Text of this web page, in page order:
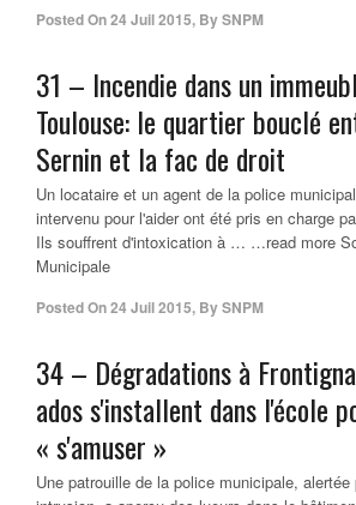
Posted On24 Juil 2015, BySNPM
31 – Incendie dans un
Toulouse: le quartier bouclé
Sernin et la fac de droit
Un locataire et un agent de la police
intervenu pour l'aider ont été pris en charge
Ils souffrent d'intoxication à … …read more
Municipale
Posted On24 Juil 2015, BySNPM
34 – Dégradations à
ados s'installent dans l'école
« s'amuser »
Une patrouille de la police municipale,